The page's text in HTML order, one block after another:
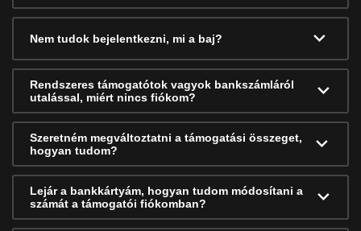
Nem tudok bejelentkezni, mi a baj?
Rendszeres támogatótok vagyok bankszámláról
utalással, miért nincs fiókom?
Szeretném megváltoztatni a támogatási összeget,
hogyan tudom?
Lejár a bankkártyám, hogyan tudom módosítani a
számát a támogatói fiókomban?